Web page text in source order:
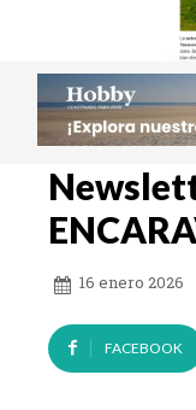
16 enero 2026
FACEBOOK